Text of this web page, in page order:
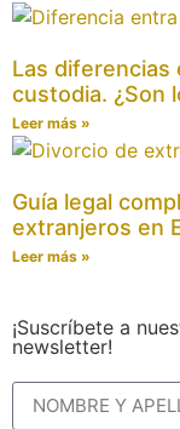
Las
custodia. ¿Son
Leer más »
Guía legal
extranjeros en
Leer más »
¡Suscríbete a
newsletter!